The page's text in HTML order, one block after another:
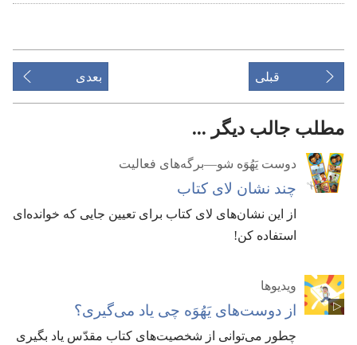
ویدیوها
قبلی
بعدی
مطلب جالب دیگر ...
دوست یَهُوَه شو—‏برگه‌های فعالیت
چند نشان لای کتاب
از این نشان‌های لای کتاب برای تعیین جایی که خوانده‌ای
استفاده کن!‏
ویدیوها
از دوست‌های یَهُوَه چی یاد می‌گیری؟‏
چطور می‌توانی از شخصیت‌های کتاب مقدّس یاد بگیری